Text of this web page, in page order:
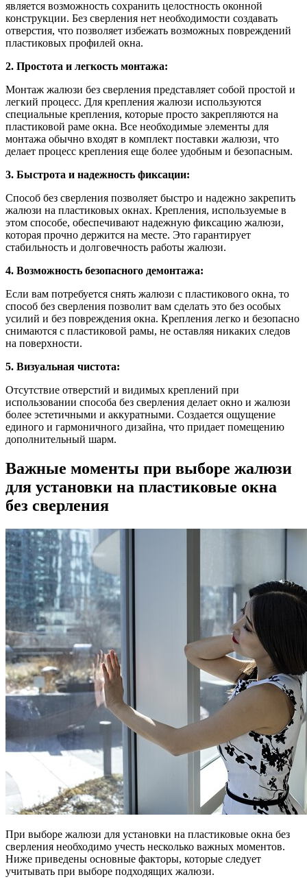
является возможность сохранить целостность оконной
конструкции. Без сверления нет необходимости создавать
отверстия, что позволяет избежать возможных повреждений
пластиковых профилей окна.
2. Простота и легкость монтажа:
Монтаж жалюзи без сверления представляет собой простой и
легкий процесс. Для крепления жалюзи используются
специальные крепления, которые просто закрепляются на
пластиковой раме окна. Все необходимые элементы для
монтажа обычно входят в комплект поставки жалюзи, что
делает процесс крепления еще более удобным и безопасным.
3. Быстрота и надежность фиксации:
Способ без сверления позволяет быстро и надежно закрепить
жалюзи на пластиковых окнах. Крепления, используемые в
этом способе, обеспечивают надежную фиксацию жалюзи,
которая прочно держится на месте. Это гарантирует
стабильность и долговечность работы жалюзи.
4. Возможность безопасного демонтажа:
Если вам потребуется снять жалюзи с пластикового окна, то
способ без сверления позволит вам сделать это без особых
усилий и без повреждения окна. Крепления легко и безопасно
снимаются с пластиковой рамы, не оставляя никаких следов
на поверхности.
5. Визуальная чистота:
Отсутствие отверстий и видимых креплений при
использовании способа без сверления делает окно и жалюзи
более эстетичными и аккуратными. Создается ощущение
единого и гармоничного дизайна, что придает помещению
дополнительный шарм.
Важные моменты при выборе жалюзи
для установки на пластиковые окна
без сверления
При выборе жалюзи для установки на пластиковые окна без
сверления необходимо учесть несколько важных моментов.
Ниже приведены основные факторы, которые следует
учитывать при выборе подходящих жалюзи.